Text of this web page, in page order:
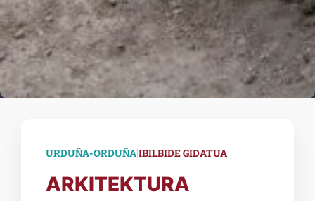
URDUÑA-ORDUÑA|IBILBIDE GIDATUA
ARKITEKTURA